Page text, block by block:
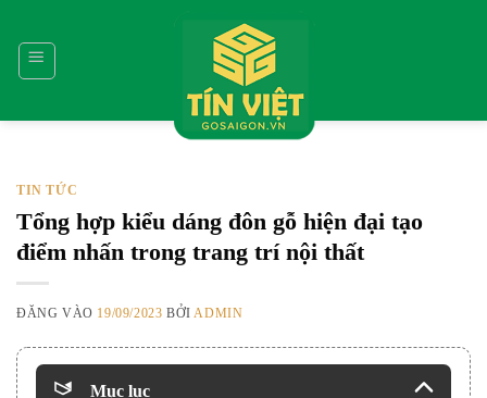
qua
nội
TIN TỨC
Tổng hợp kiểu dáng đôn gỗ hiện đại tạo
điểm nhấn trong trang trí nội thất
ĐĂNG VÀO 19/09/2023 BỞI ADMIN
Mục lục